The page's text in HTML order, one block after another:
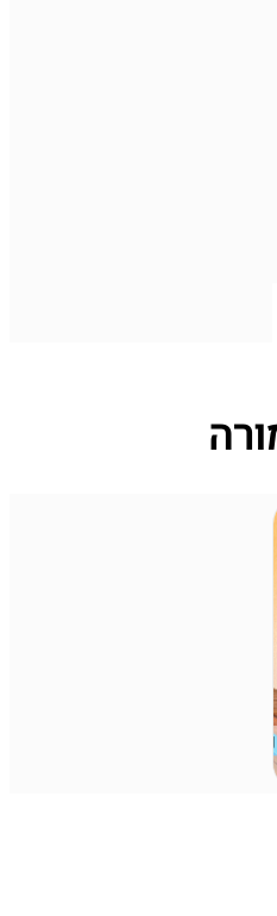
שוויצריה הקטנה בכרמל
עוספיא, חיפה וחוף הכרמל